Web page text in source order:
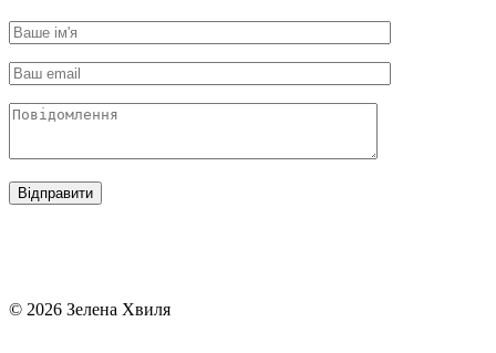
© 2026 Зелена Хвиля